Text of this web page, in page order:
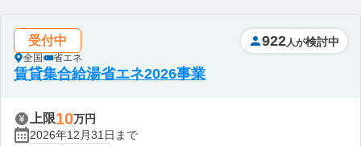
受付中
全国 省エネ
922 人が検討中
賃貸集合給湯省エネ2026事業
上限10万円
2026年12月31日まで